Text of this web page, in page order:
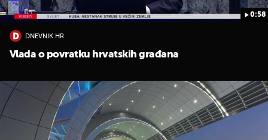
0:58
DNEVNIK.HR
Vlada o povratku hrvatskih građana